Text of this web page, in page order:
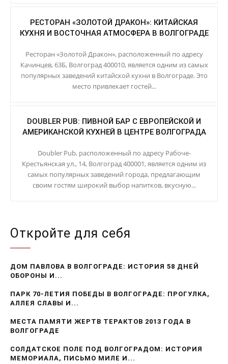
РЕСТОРАН «ЗОЛОТОЙ ДРАКОН»: КИТАЙСКАЯ
КУХНЯ И ВОСТОЧНАЯ АТМОСФЕРА В ВОЛГОГРАДЕ
Ресторан «Золотой Дракон», расположенный по адресу
Качинцев, 63Б, Волгоград 400010, является одним из самых
популярных заведений китайской кухни в Волгограде. Это
место привлекает гостей...
DOUBLER PUB: ПИВНОЙ БАР С ЕВРОПЕЙСКОЙ И
АМЕРИКАНСКОЙ КУХНЕЙ В ЦЕНТРЕ ВОЛГОГРАДА
Doubler Pub, расположенный по адресу Рабоче-
Крестьянская ул., 14, Волгоград 400001, является одним из
самых популярных заведений города, предлагающим
своим гостям широкий выбор напитков, вкусную...
Откройте для себя
ДОМ ПАВЛОВА В ВОЛГОГРАДЕ: ИСТОРИЯ 58 ДНЕЙ
ОБОРОНЫ И...
ПАРК 70-ЛЕТИЯ ПОБЕДЫ В ВОЛГОГРАДЕ: ПРОГУЛКА,
АЛЛЕЯ СЛАВЫ И...
МЕСТА ПАМЯТИ ЖЕРТВ ТЕРАКТОВ 2013 ГОДА В
ВОЛГОГРАДЕ
СОЛДАТСКОЕ ПОЛЕ ПОД ВОЛГОГРАДОМ: ИСТОРИЯ
МЕМОРИАЛА, ПИСЬМО МИЛЕ И...